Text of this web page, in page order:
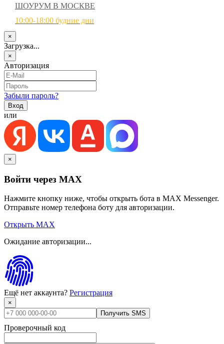
ШОУРУМ В МОСКВЕ
10:00-18:00 будние дни
×
Загрузка...
×
Авторизация
Забыли пароль?
или
×
Войти через MAX
Нажмите кнопку ниже, чтобы открыть бота в MAX Messenger.
Отправьте номер телефона боту для авторизации.
Открыть MAX
Ожидание авторизации...
Ещё нет аккаунта? Регистрация
×
Получить SMS
Проверочный код